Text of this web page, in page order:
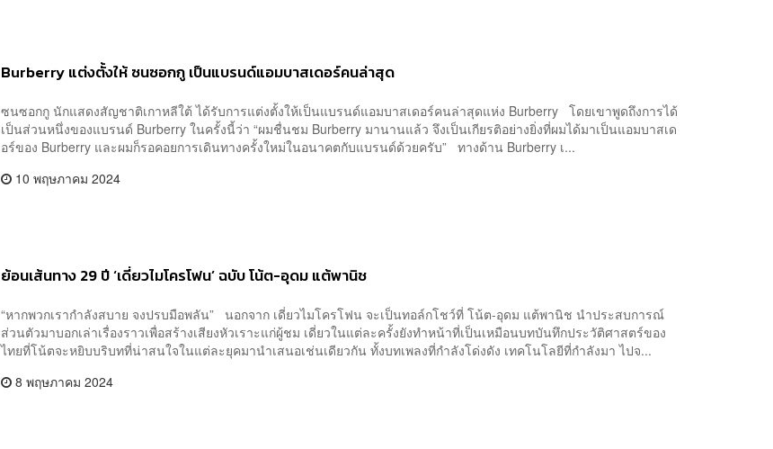
Burberry แต่งตั้งให้ ซนซอกกู เป็นแบรนด์แอมบาสเดอร์คนล่าสุด
ซนซอกกู นักแสดงสัญชาติเกาหลีใต้ ได้รับการแต่งตั้งให้เป็นแบรนด์แอมบาสเดอร์คนล่าสุดแห่ง Burberry โดยเขาพูดถึงการได้
เป็นส่วนหนึ่งของแบรนด์ Burberry ในครั้งนี้ว่า “ผมชื่นชม Burberry มานานแล้ว จึงเป็นเกียรติอย่างยิ่งที่ผมได้มาเป็นแอมบาสเด
อร์ของ Burberry และผมก็รอคอยการเดินทางครั้งใหม่ในอนาคตกับแบรนด์ด้วยครับ” ทางด้าน Burberry เ...
10 พฤษภาคม 2024
ย้อนเส้นทาง 29 ปี ‘เดี่ยวไมโครโฟน’ ฉบับ โน้ต-อุดม แต้พานิช
“หากพวกเรากำลังสบาย จงปรบมือพลัน” นอกจาก เดี่ยวไมโครโฟน จะเป็นทอล์กโชว์ที่ โน้ต-อุดม แต้พานิช นำประสบการณ์
ส่วนตัวมาบอกเล่าเรื่องราวเพื่อสร้างเสียงหัวเราะแก่ผู้ชม เดี่ยวในแต่ละครั้งยังทำหน้าที่เป็นเหมือนบทบันทึกประวัติศาสตร์ของ
ไทยที่โน้ตจะหยิบบริบทที่น่าสนใจในแต่ละยุคมานำเสนอเช่นเดียวกัน ทั้งบทเพลงที่กำลังโด่งดัง เทคโนโลยีที่กำลังมา ไปจ...
8 พฤษภาคม 2024